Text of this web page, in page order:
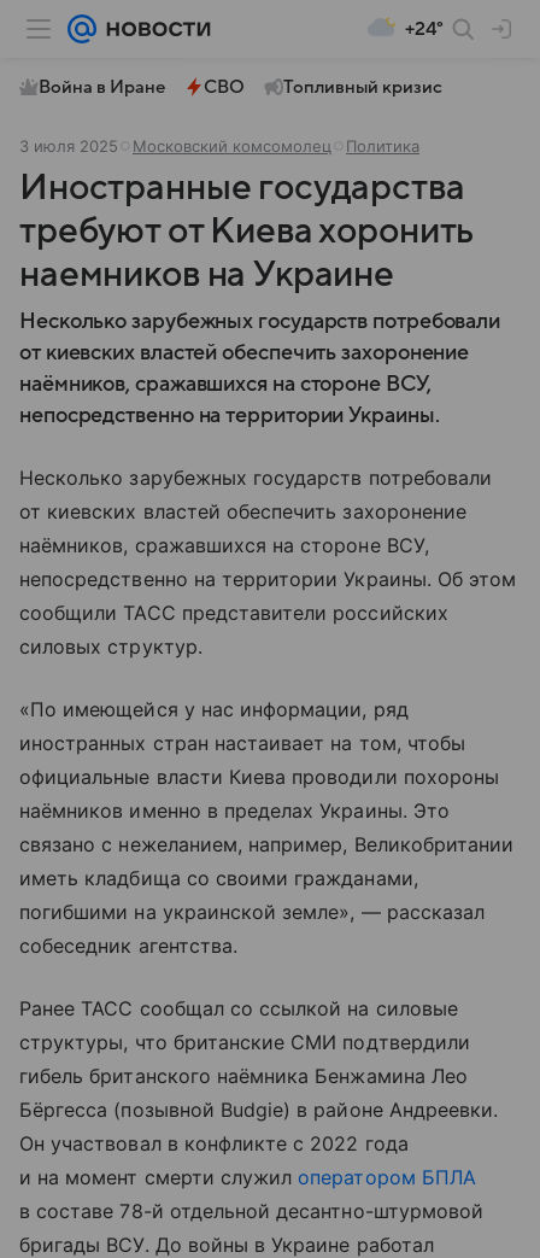
+24°
Война в Иране СВО Топливный кризис
3 июля 2025 Московский комсомолец Политика
Иностранные государства
требуют от Киева хоронить
наемников на Украине
Несколько зарубежных государств потребовали
от киевских властей обеспечить захоронение
наёмников, сражавшихся на стороне ВСУ,
непосредственно на территории Украины.
Несколько зарубежных государств потребовали
от киевских властей обеспечить захоронение
наёмников, сражавшихся на стороне ВСУ,
непосредственно на территории Украины. Об этом
сообщили ТАСС представители российских
силовых структур.
«По имеющейся у нас информации, ряд
иностранных стран настаивает на том, чтобы
официальные власти Киева проводили похороны
наёмников именно в пределах Украины. Это
связано с нежеланием, например, Великобритании
иметь кладбища со своими гражданами,
погибшими на украинской земле», — рассказал
собеседник агентства.
Ранее ТАСС сообщал со ссылкой на силовые
структуры, что британские СМИ подтвердили
гибель британского наёмника Бенжамина Лео
Бёргесса (позывной Budgie) в районе Андреевки.
Он участвовал в конфликте с 2022 года
и на момент смерти служил оператором БПЛА
в составе 78-й отдельной десантно-штурмовой
бригады ВСУ. До войны в Украине работал